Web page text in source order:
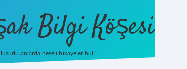
Bilgi Köşesi
anlarda neşeli hikayeler bul!